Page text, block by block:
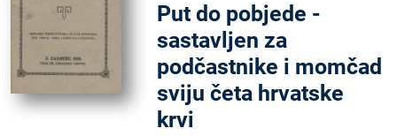
Put do pobjede -
sastavljen za
podčastnike i momčad
sviju četa hrvatske
krvi